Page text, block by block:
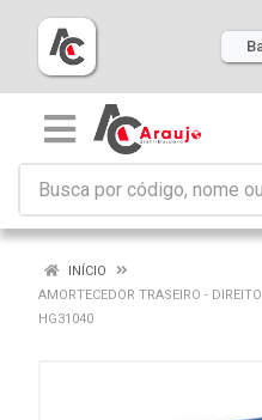
INÍCIO
AMORTECEDOR TRASEIRO -
HG31040